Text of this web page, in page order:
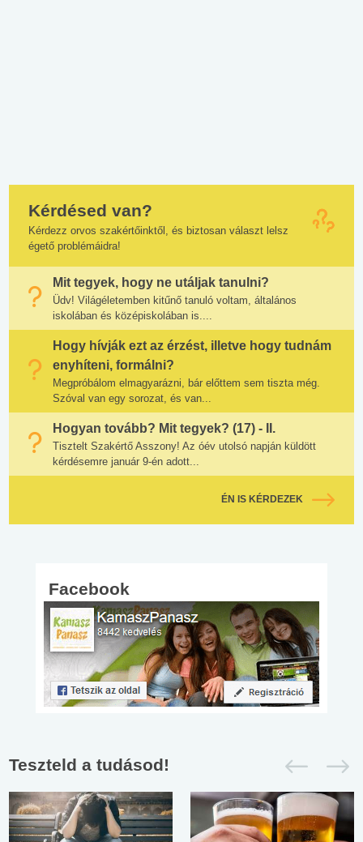
Kérdésed van?
Kérdezz orvos szakértőinktől, és biztosan választ lelsz
égető problémáidra!
Mit tegyek, hogy ne utáljak tanulni?
Üdv! Világéletemben kitűnő tanuló voltam, általános
iskolában és középiskolában is....
Hogy hívják ezt az érzést, illetve hogy tudnám
enyhíteni, formálni?
Megpróbálom elmagyarázni, bár előttem sem tiszta még.
Szóval van egy sorozat, és van...
Hogyan tovább? Mit tegyek? (17) - II.
Tisztelt Szakértő Asszony! Az óév utolsó napján küldött
kérdésemre január 9-én adott...
ÉN IS KÉRDEZEK
Facebook
Teszteld a tudásod!